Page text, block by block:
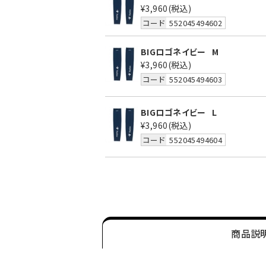
¥3,960(税込)
コード 552045494602
BIGロゴネイビー
M
¥3,960(税込)
コード 552045494603
BIGロゴネイビー
L
¥3,960(税込)
コード 552045494604
商品説